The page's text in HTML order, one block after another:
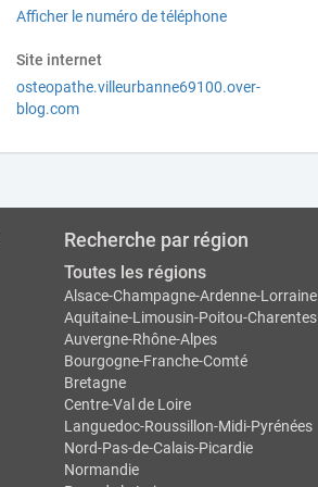
Afficher le numéro de téléphone
Site internet
osteopathe.villeurbanne69100.over-
blog.com
Recherche par région
Toutes les régions
Alsace-Champagne-Ardenne-Lorraine
Aquitaine-Limousin-Poitou-Charentes
Auvergne-Rhône-Alpes
Bourgogne-Franche-Comté
Bretagne
Centre-Val de Loire
Languedoc-Roussillon-Midi-Pyrénées
Nord-Pas-de-Calais-Picardie
Normandie